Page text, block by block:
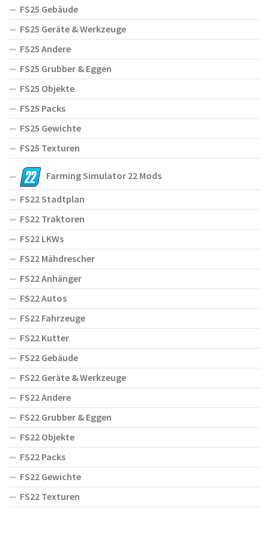
FS25 Gebäude
FS25 Geräte & Werkzeuge
FS25 Andere
FS25 Grubber & Eggen
FS25 Objekte
FS25 Packs
FS25 Gewichte
FS25 Texturen
Farming Simulator 22 Mods
FS22 Stadtplan
FS22 Traktoren
FS22 LKWs
FS22 Mähdrescher
FS22 Anhänger
FS22 Autos
FS22 Fahrzeuge
FS22 Kutter
FS22 Gebäude
FS22 Geräte & Werkzeuge
FS22 Andere
FS22 Grubber & Eggen
FS22 Objekte
FS22 Packs
FS22 Gewichte
FS22 Texturen